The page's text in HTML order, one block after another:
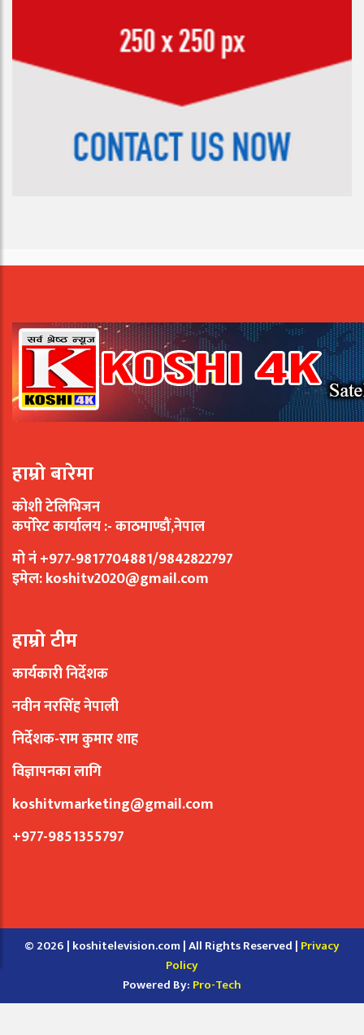
हाम्रो बारेमा
कोशी टेलिभिजन
कर्पोरेट कार्यालय :- काठमाण्डौं,नेपाल
मो नं +977-9817704881/9842822797
इमेल:koshitv2020@gmail.com
हाम्रो टीम
कार्यकारी निर्देशक
नवीन नरसिंह नेपाली
निर्देशक-राम कुमार शाह
विज्ञापनका लागि
koshitvmarketing@gmail.com
+977-9851355797
© 2026 | koshitelevision.com | All Rights Reserved | Privacy
Policy
Powered By: Pro-Tech